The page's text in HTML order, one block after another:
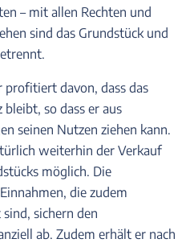
– mit allen Rechten und
sind das Grundstück und
profitiert davon, dass das
so dass er aus
seinen Nutzen ziehen kann.
weiterhin der Verkauf
möglich. Die
die zudem
sichern den
ab. Zudem erhält er nach